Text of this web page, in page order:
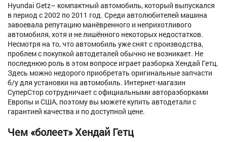
Hyundai Getz– компактный автомобиль, который выпускался
в период с 2002 по 2011 год. Среди автолюбителей машина
завоевала репутацию манёвренного и неприхотливого
автомобиля, хотя и не лишённого некоторых недостатков.
Несмотря на то, что автомобиль уже снят с производства,
проблем с покупкой автодеталей обычно не возникает. Не
последнюю роль в этом вопросе играет разборка Хендай Гетц.
Здесь можно недорого приобретать оригинальные запчасти
б/у для установки на автомобиль. Интернет-магазин
СуперСтор сотрудничает с официальными авторазборками
Европы и США, поэтому вы можете купить автодетали с
гарантией качества и по доступной цене.
Чем «болеет» Хендай Гетц